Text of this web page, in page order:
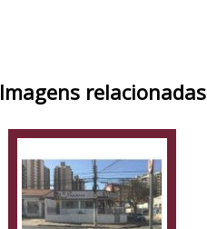
Imagens relacionadas